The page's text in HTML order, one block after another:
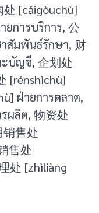
[cǎigòuchù]
การบริการ, 公
สัมพันธ์รักษา, 财
ะบัญชี, 企划处
[rénshìchù]
ฝ่ายการตลาด,
ผลิต, 物资处
售处
售处
处 [zhìliàng